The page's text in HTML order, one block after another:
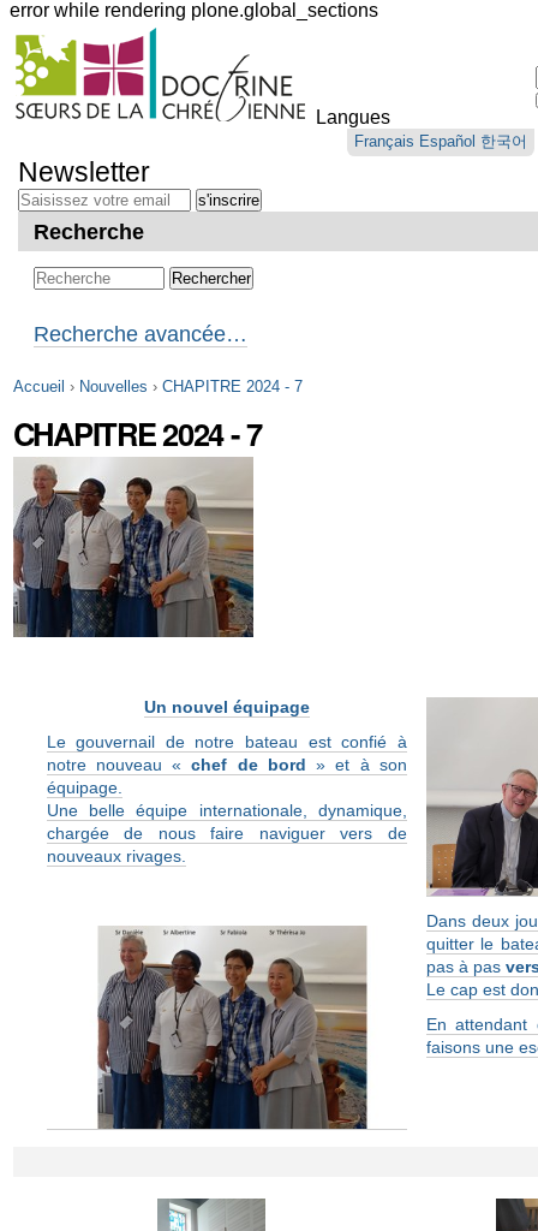
error while rendering plone.global_sections
Outils
personnels
Langues
Français Español 한국어
au
contenu.
Aller
navigation
Newsletter
Recherche
Recherche avancée…
Accueil › Nouvelles › CHAPITRE 2024 - 7
CHAPITRE 2024 - 7
Un nouvel équipage
Le gouvernail de notre bateau est confié à
notre nouveau «chef de bord» et à son
équipage.
Une belle équipe internationale, dynamique,
chargée de nous faire naviguer vers de
nouveaux rivages.
Dans deux
quitter le
pas à pas
Le cap est
En
faisons une